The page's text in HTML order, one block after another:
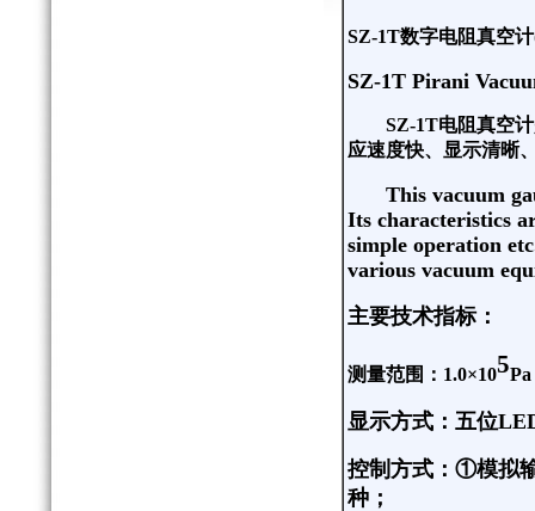
SZ-1T数字电阻真空计
SZ-1T Pirani
SZ-1T电阻真空
应速度快、显示清晰
This vacuum
Its characteristics
simple operation
various vacuum
主要技术指标：
测量范围： 1.0×105Pa
显示方式：五位
控制方式：①模拟
种；